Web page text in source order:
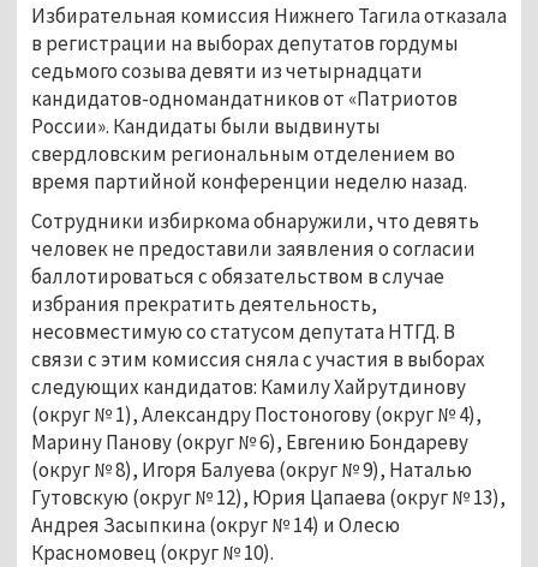
Избирательная комиссия Нижнего Тагила отказала
в регистрации на выборах депутатов гордумы
седьмого созыва девяти из четырнадцати
кандидатов-одномандатников от «Патриотов
России». Кандидаты были выдвинуты
свердловским региональным отделением во
время партийной конференции неделю назад.
Сотрудники избиркома обнаружили, что девять
человек не предоставили заявления о согласии
баллотироваться с обязательством в случае
избрания прекратить деятельность,
несовместимую со статусом депутата НТГД. В
связи с этим комиссия сняла с участия в выборах
следующих кандидатов: Камилу Хайрутдинову
(округ № 1), Александру Постоногову (округ № 4),
Марину Панову (округ № 6), Евгению Бондареву
(округ № 8), Игоря Балуева (округ № 9), Наталью
Гутовскую (округ № 12), Юрия Цапаева (округ № 13),
Андрея Засыпкина (округ № 14) и Олесю
Красномовец (округ № 10).